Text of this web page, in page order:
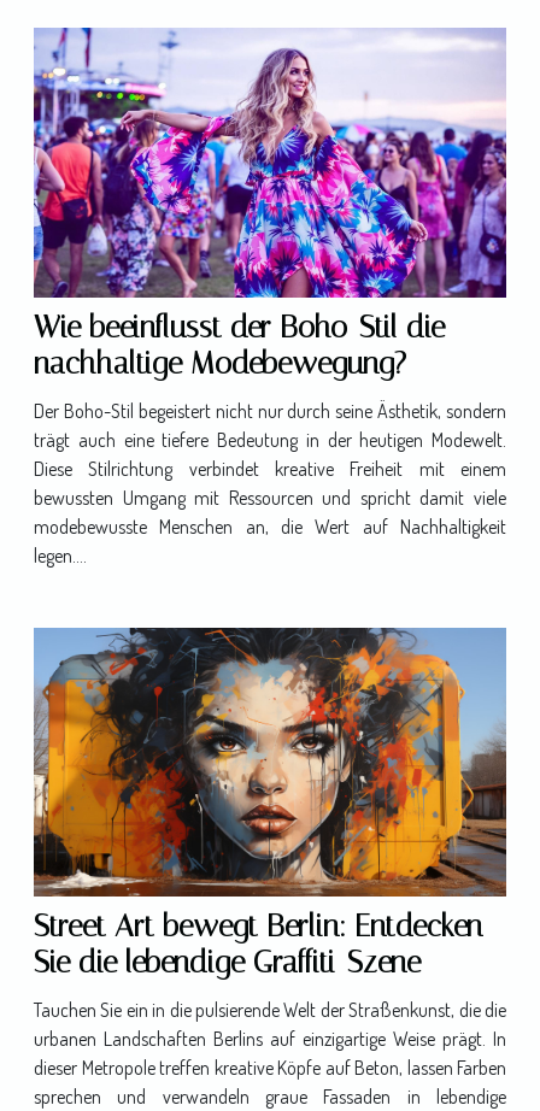
Wie beeinflusst der Boho-Stil die
nachhaltige Modebewegung?
Der Boho-Stil begeistert nicht nur durch seine Ästhetik, sondern
trägt auch eine tiefere Bedeutung in der heutigen Modewelt.
Diese Stilrichtung verbindet kreative Freiheit mit einem
bewussten Umgang mit Ressourcen und spricht damit viele
modebewusste Menschen an, die Wert auf Nachhaltigkeit
legen....
Street Art bewegt Berlin: Entdecken
Sie die lebendige Graffiti-Szene
Tauchen Sie ein in die pulsierende Welt der Straßenkunst, die die
urbanen Landschaften Berlins auf einzigartige Weise prägt. In
dieser Metropole treffen kreative Köpfe auf Beton, lassen Farben
sprechen und verwandeln graue Fassaden in lebendige